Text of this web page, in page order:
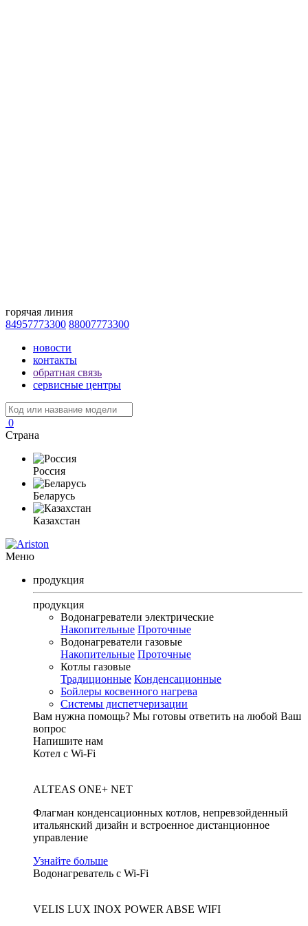
горячая линия
84957773300 88007773300
новости
контакты
обратная связь
сервисные центры
0
Страна
Россия
Беларусь
Казахстан
Меню
продукция
продукция
Водонагреватели электрические
Накопительные Проточные
Водонагреватели газовые
Накопительные Проточные
Котлы газовые
Традиционные Конденсационные
Бойлеры косвенного нагрева
Системы диспетчеризации
Вам нужна помощь? Мы готовы ответить на любой Ваш
вопрос
Напишите нам
Котел с Wi-Fi
ALTEAS ONE+ NET
Флагман конденсационных котлов, непревзойденный
итальянский дизайн и встроенное дистанционное
управление
Узнайте больше
Водонагреватель с Wi-Fi
VELIS LUX INOX POWER ABSE WIFI